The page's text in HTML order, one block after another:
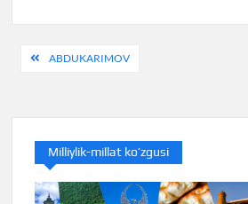
PostABDUKARIMOV
Milliylik-millat ko’zgusi